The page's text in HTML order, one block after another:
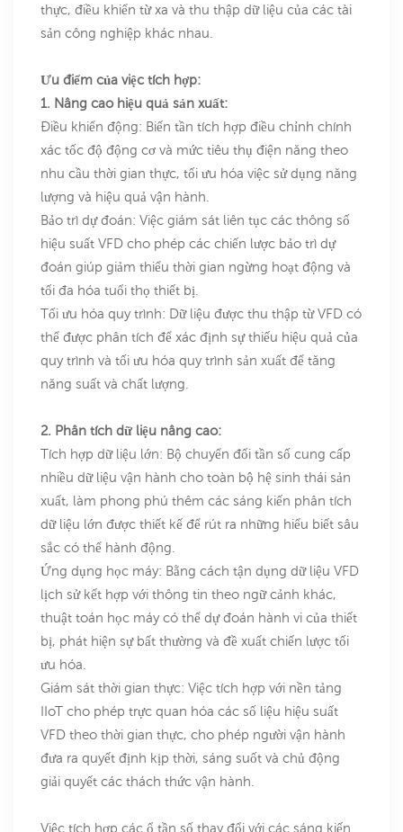
thực, điều khiển từ xa và thu thập dữ liệu của các tài
sản công nghiệp khác nhau.
Ưu điểm của việc tích hợp:
1. Nâng cao hiệu quả sản xuất:
Điều khiển động: Biến tần tích hợp điều chỉnh chính
xác tốc độ động cơ và mức tiêu thụ điện năng theo
nhu cầu thời gian thực, tối ưu hóa việc sử dụng năng
lượng và hiệu quả vận hành.
Bảo trì dự đoán: Việc giám sát liên tục các thông số
hiệu suất VFD cho phép các chiến lược bảo trì dự
đoán giúp giảm thiểu thời gian ngừng hoạt động và
tối đa hóa tuổi thọ thiết bị.
Tối ưu hóa quy trình: Dữ liệu được thu thập từ VFD có
thể được phân tích để xác định sự thiếu hiệu quả của
quy trình và tối ưu hóa quy trình sản xuất để tăng
năng suất và chất lượng.
2. Phân tích dữ liệu nâng cao:
Tích hợp dữ liệu lớn: Bộ chuyển đổi tần số cung cấp
nhiều dữ liệu vận hành cho toàn bộ hệ sinh thái sản
xuất, làm phong phú thêm các sáng kiến ​​phân tích
dữ liệu lớn được thiết kế để rút ra những hiểu biết sâu
sắc có thể hành động.
Ứng dụng học máy: Bằng cách tận dụng dữ liệu VFD
lịch sử kết hợp với thông tin theo ngữ cảnh khác,
thuật toán học máy có thể dự đoán hành vi của thiết
bị, phát hiện sự bất thường và đề xuất chiến lược tối
ưu hóa.
Giám sát thời gian thực: Việc tích hợp với nền tảng
IIoT cho phép trực quan hóa các số liệu hiệu suất
VFD theo thời gian thực, cho phép người vận hành
đưa ra quyết định kịp thời, sáng suốt và chủ động
giải quyết các thách thức vận hành.
Việc tích hợp các ổ tần số thay đổi với các sáng kiến ​​